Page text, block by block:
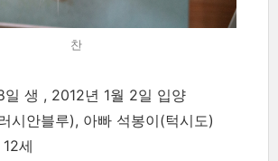
찬
일 생 , 2012년 1월 2일 입양
시안블루), 아빠 석봉이(턱시도)
세